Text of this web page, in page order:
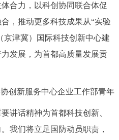
合力，以科创协同联合体促
，推动更多科技成果从“实验
京津冀）国际科技创新中心建
发展，为首都高质量发展贡
创新服务中心企业工作部青年
话精神为首都科技创新、
我们将立足国防动员职责，